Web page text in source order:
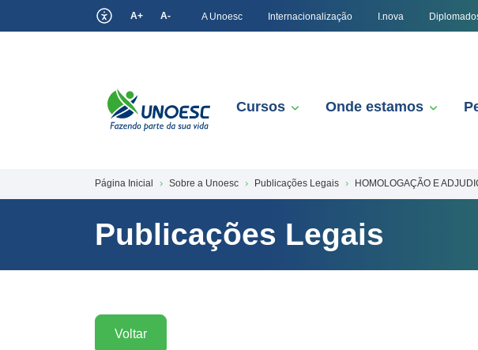
A+ A- A Unoesc Internacionalização I.nova
Cursos Onde estamos
Página Inicial Sobre a Unoesc Publicações Legais HOMOLOGAÇÃO E
Publicações Legais
Voltar